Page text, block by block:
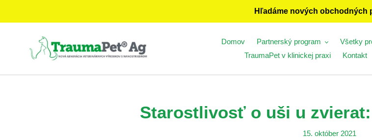
Hľadáme nových obchodných
Domov Partnerský program Všetky
TraumaPet v klinickej praxi
Kontakt
Starostlivosť o uši u
15. október 2021